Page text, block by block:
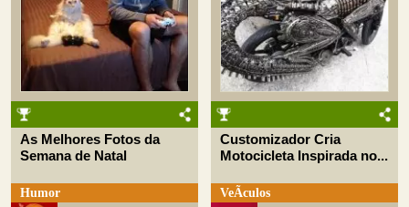
As Melhores Fotos da
Semana de Natal
Humor
Customizador Cria
Motocicleta Inspirada no...
VeÃ­culos